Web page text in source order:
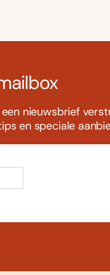
nieuwsbrief
en speciale